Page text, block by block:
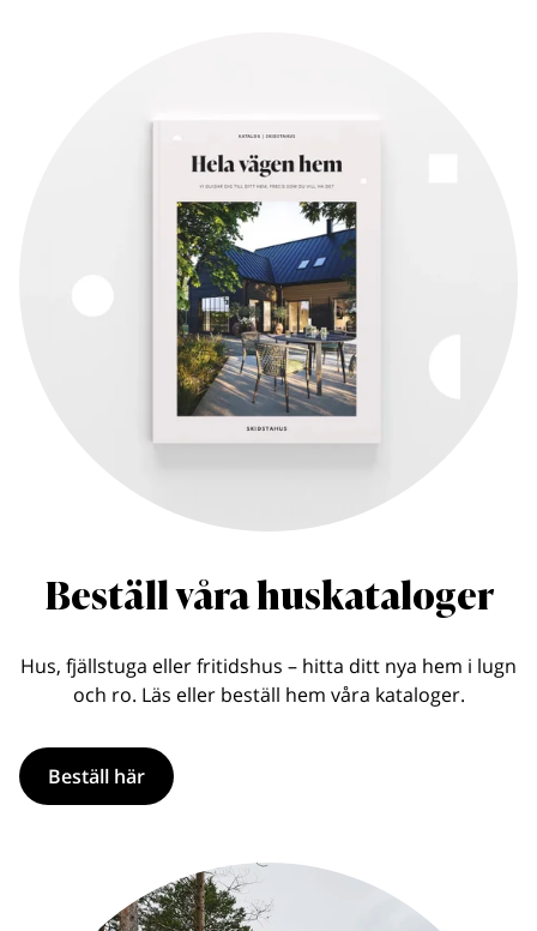
Beställ våra huskataloger
Hus, fjällstuga eller fritidshus – hitta ditt nya hem i lugn
och ro. Läs eller beställ hem våra kataloger.
Beställ här